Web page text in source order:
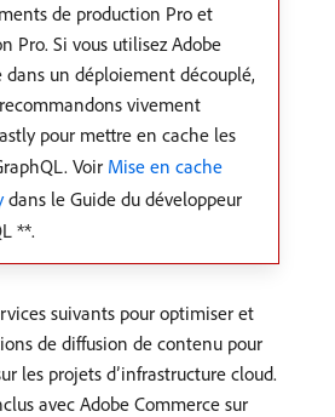
de production Pro et
Pro. Si vous utilisez Adobe
dans un déploiement découplé,
vivement
pour mettre en cache les
Voir Mise en cache
dans le Guide du développeur
**.
suivants pour optimiser et
de diffusion de contenu pour
les projets d’infrastructure cloud.
avec Adobe Commerce sur